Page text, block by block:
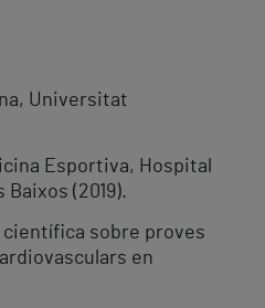
Universitat
Esportiva, Hospital
Baixos (2019).
sobre proves
en